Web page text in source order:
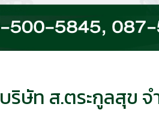
บริษัท ส.ตระกูลสุข จ